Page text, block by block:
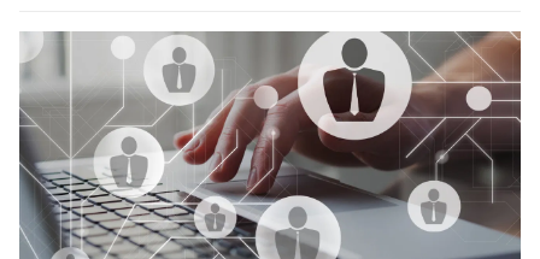
operazioni, bensì comporta […]